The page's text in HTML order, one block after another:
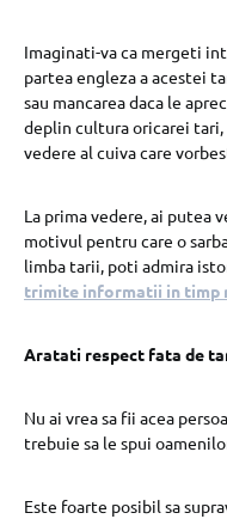
Imaginati-va ca mergeti
partea engleza a acestei
sau mancarea daca le
deplin cultura oricarei
vedere al cuiva care
La prima vedere, ai putea
motivul pentru care o
limba tarii, poti admira
trimite informatii in timp
Aratati respect fata de
Nu ai vrea sa fii acea
trebuie sa le spui
Este foarte posibil sa